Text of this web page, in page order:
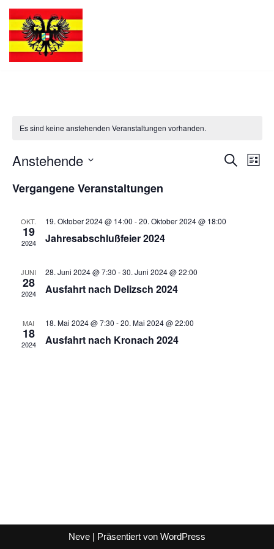
Zum
Inhalt
springen
Es sind keine anstehenden Veranstaltungen vorhanden.
Suche
Liste
Anstehende
wählen.
Vergangene Veranstaltungen
OKT.
19
2024
19. Oktober 2024 @ 14:00 -20. Oktober 2024 @ 18:00
Jahresabschlußfeier 2024
JUNI
28
2024
28. Juni 2024 @ 7:30 -30. Juni 2024 @ 22:00
Ausfahrt nach Delizsch 2024
MAI
18
2024
18. Mai 2024 @ 7:30 -20. Mai 2024 @ 22:00
Ausfahrt nach Kronach 2024
Neve | Präsentiert von WordPress